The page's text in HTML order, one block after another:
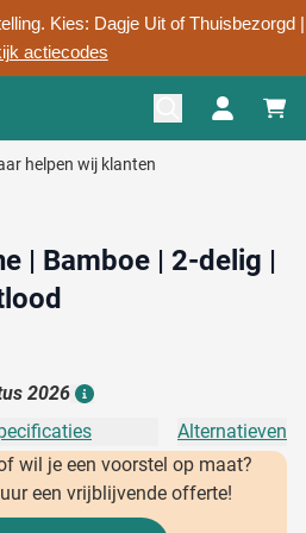
Kies: Dagje Uit of Thuisbezorgd |
actiecodes
helpen wij klanten
| Bamboe | 2-delig |
2026
Alternatieven
wil je een voorstel op maat?
een vrijblijvende offerte!